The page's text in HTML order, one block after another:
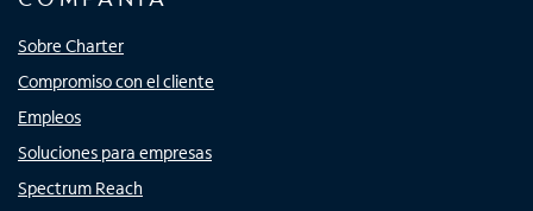
Sobre Charter
Compromiso con el cliente
Empleos
Soluciones para empresas
Spectrum Reach